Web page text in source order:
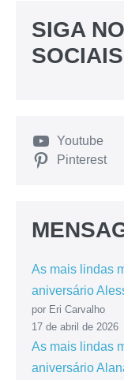
SIGA
SOCIAIS
Youtube
Pinterest
As mais lindas
aniversário
por Eri Carvalho
17 de abril de 2026
As mais lindas
aniversário